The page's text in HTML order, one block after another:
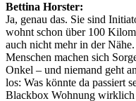
Bettina Horster:
Ja, genau das. Sie sind
wohnt schon über 100
auch nicht mehr in der
Menschen machen sich
Onkel – und niemand geht
los: Was könnte da passiert
Blackbox Wohnung